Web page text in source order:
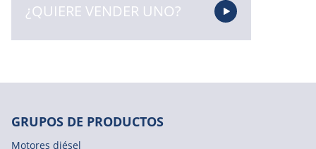
¿QUIERE VENDER UNO?
GRUPOS DE PRODUCTOS
Motores diésel